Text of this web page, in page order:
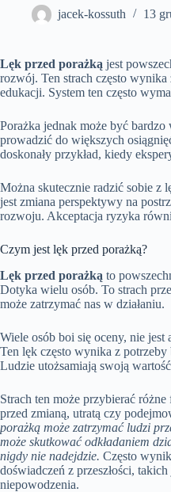
jacek-kossuth 13
Lęk przed porażką jest
rozwój. Ten strach często wynika
edukacji. System ten często
Porażka jednak może być
prowadzić do większych
doskonały przykład, kiedy
Można skutecznie radzić sobie z
jest zmiana perspektywy na
rozwoju. Akceptacja ryzyka
Czym jest lęk przed porażką?
Lęk przed porażką to
Dotyka wielu osób. To strach
może zatrzymać nas w działaniu.
Wiele osób boi się oceny, nie
Ten lęk często wynika z
Ludzie utożsamiają swoją
Strach ten może przybierać
przed zmianą, utratą czy
porażką może zatrzymać ludzi
może skutkować odkładaniem
nigdy nie nadejdzie. Często
doświadczeń z przeszłości,
niepowodzenia.